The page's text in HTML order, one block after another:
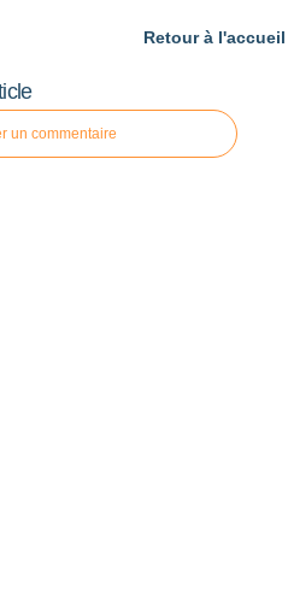
Retour à l'accueil
un commentaire